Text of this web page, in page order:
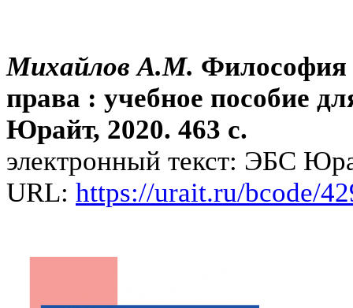
Михайлов А.М. Философия
права : учебное пособие
Юрайт, 2020. 463 с.
электронный текст: ЭБС
URL: https://urait.ru/bcode/